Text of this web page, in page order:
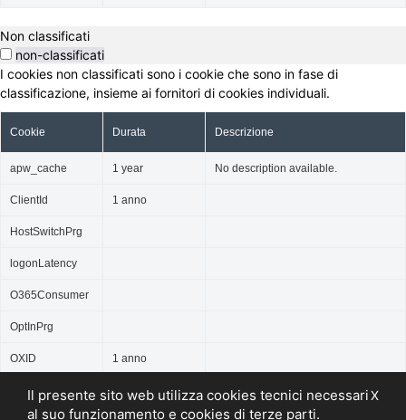
X
Il presente sito web utilizza cookies tecnici necessari
al suo funzionamento e cookies di terze parti.
Non classificati
non-classificati
I cookies non classificati sono i cookie che sono in fase di
classificazione, insieme ai fornitori di cookies individuali.
Cookie Durata Descrizione
apw_cache 1 year No description available.
ClientId 1 anno
HostSwitchPrg
logonLatency
O365Consumer
OptInPrg
OXID 1 anno
RoutingKeyCoo